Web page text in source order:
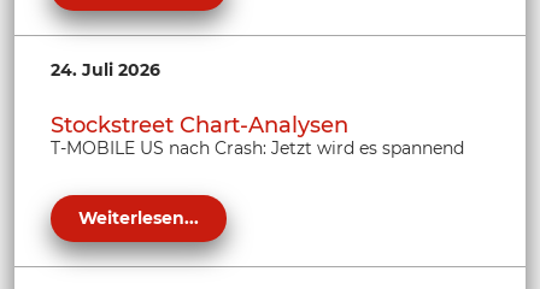
24. Juli 2026
Stockstreet Chart-Analysen
T-MOBILE US nach Crash: Jetzt wird es spannend
Weiterlesen...